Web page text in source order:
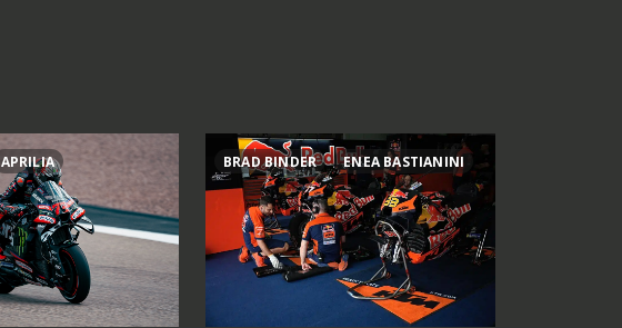
APRILIA BRAD BINDER ENEA BASTIANINI